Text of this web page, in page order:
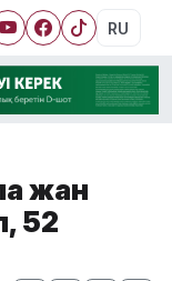
RU
жан
52